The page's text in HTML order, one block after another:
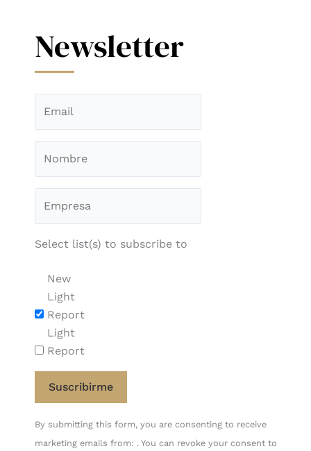
Newsletter
Select list(s) to subscribe to
New
Light
Report
Light
Report
Constant
Contact
By submitting this form, you are consenting to receive
marketing emails from: . You can revoke your consent to